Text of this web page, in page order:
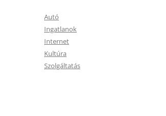
Autó
Ingatlanok
Internet
Kultúra
Szolgáltatás